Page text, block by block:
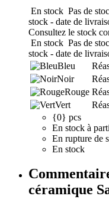
En stock Pas de
stock - date de
Consultez le stock
En stock Pas de
stock - date de
Bleu
Noir
Rouge
Vert
{0} pcs
En stock à
En rupture de
En stock
céramique